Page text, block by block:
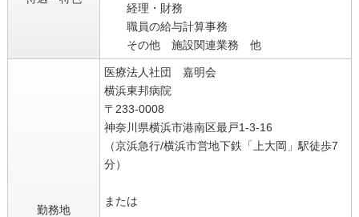
経理・財務
職員の給与計算事務
その他 施設関連業務 他
勤務地
医療法人社団 嘉明会
横浜東邦病院
〒233-0008
神奈川県横浜市港南区最戸1-3-16
（京浜急行/横浜市営地下鉄「上大岡」駅徒歩7
分）
または